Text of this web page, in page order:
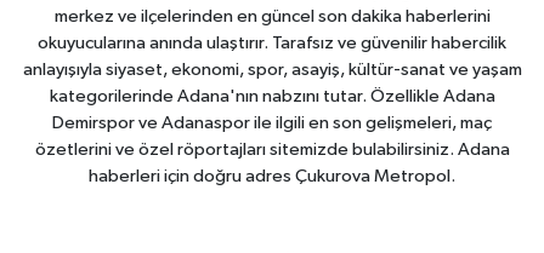
merkez ve ilçelerinden en güncel son dakika haberlerini
okuyucularına anında ulaştırır. Tarafsız ve güvenilir habercilik
anlayışıyla siyaset, ekonomi, spor, asayiş, kültür-sanat ve yaşam
kategorilerinde Adana'nın nabzını tutar. Özellikle Adana
Demirspor ve Adanaspor ile ilgili en son gelişmeleri, maç
özetlerini ve özel röportajları sitemizde bulabilirsiniz. Adana
haberleri için doğru adres Çukurova Metropol.